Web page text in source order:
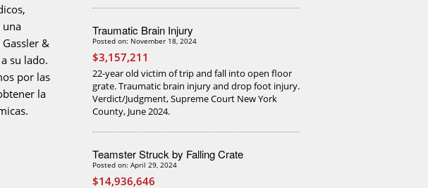
una
&
su lado.
por las
la
Traumatic Brain Injury
Posted on: November 18, 2024
$3,157,211
22-year old victim of trip and fall into open floor
grate. Traumatic brain injury and drop foot injury.
Verdict/Judgment, Supreme Court New York
County, June 2024.
Teamster Struck by Falling Crate
Posted on: April 29, 2024
$14,936,646